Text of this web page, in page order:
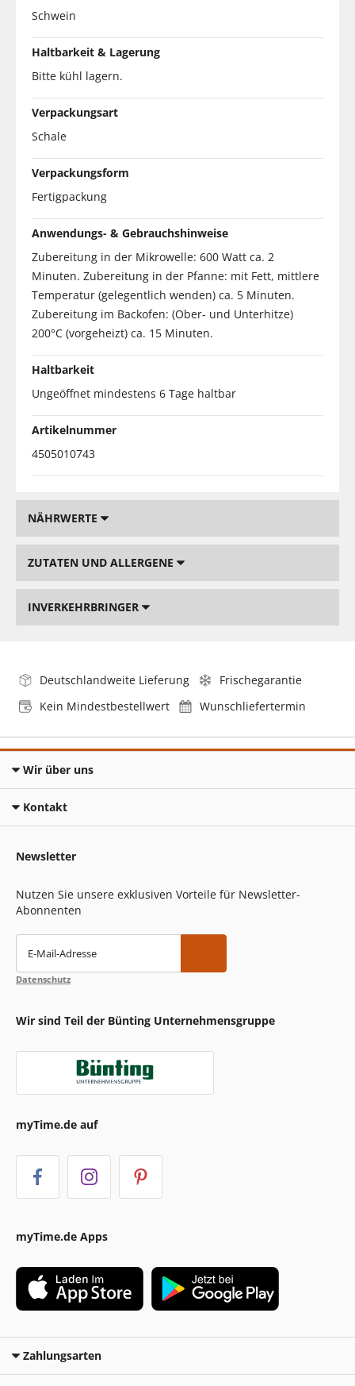
Schwein
Haltbarkeit & Lagerung
Bitte kühl lagern.
Verpackungsart
Schale
Verpackungsform
Fertigpackung
Anwendungs- & Gebrauchshinweise
Zubereitung in der Mikrowelle: 600 Watt ca. 2
Minuten. Zubereitung in der Pfanne: mit Fett, mittlere
Temperatur (gelegentlich wenden) ca. 5 Minuten.
Zubereitung im Backofen: (Ober- und Unterhitze)
200°C (vorgeheizt) ca. 15 Minuten.
Haltbarkeit
Ungeöffnet mindestens 6 Tage haltbar
Artikelnummer
4505010743
NÄHRWERTE
ZUTATEN UND ALLERGENE
INVERKEHRBRINGER
Deutschlandweite Lieferung
Frischegarantie
Kein Mindestbestellwert
Wunschliefertermin
Wir über uns
Kontakt
Newsletter
Nutzen Sie unsere exklusiven Vorteile für Newsletter-
Abonnenten
E-Mail-Adresse
Datenschutz
Wir sind Teil der Bünting Unternehmensgruppe
myTime.de auf
myTime.de Apps
Zahlungsarten